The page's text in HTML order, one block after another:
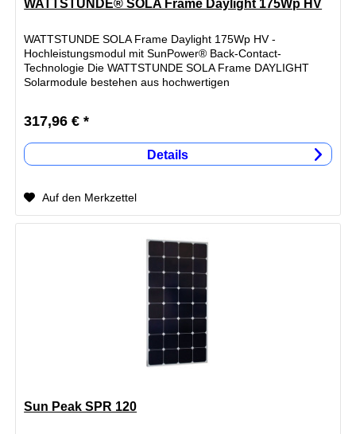
WATTSTUNDE® SOLA Frame Daylight 175Wp HV
WATTSTUNDE SOLA Frame Daylight 175Wp HV -
Hochleistungsmodul mit SunPower® Back-Contact-
Technologie Die WATTSTUNDE SOLA Frame DAYLIGHT
Solarmodule bestehen aus hochwertigen
317,96 € *
Details
Auf den Merkzettel
Sun Peak SPR 120